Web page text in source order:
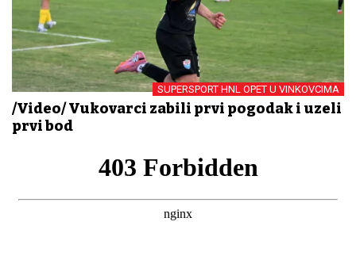
SUPERSPORT HNL OPET U VINKOVCIMA
/Video/ Vukovarci zabili prvi pogodak i uzeli
prvi bod